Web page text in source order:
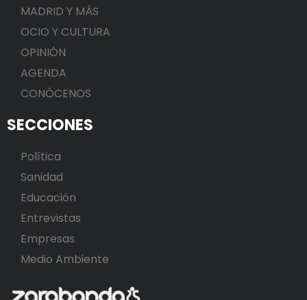
MADRID Y MÁS
OCIO Y CULTURA
OPINIÓN
AGENDA
CONÓCENOS
SECCIONES
Política
Sanidad
Educación
Entrevistas
Empresas
Medio Ambiente